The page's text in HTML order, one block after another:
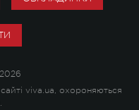
viva.ua, охороняються